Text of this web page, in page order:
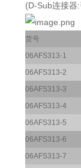
(D-Sub连接器
货号
06AFS313-1
06AFS313-2
06AFS313-3
06AFS313-4
06AFS313-5
06AFS313-6
06AFS313-7